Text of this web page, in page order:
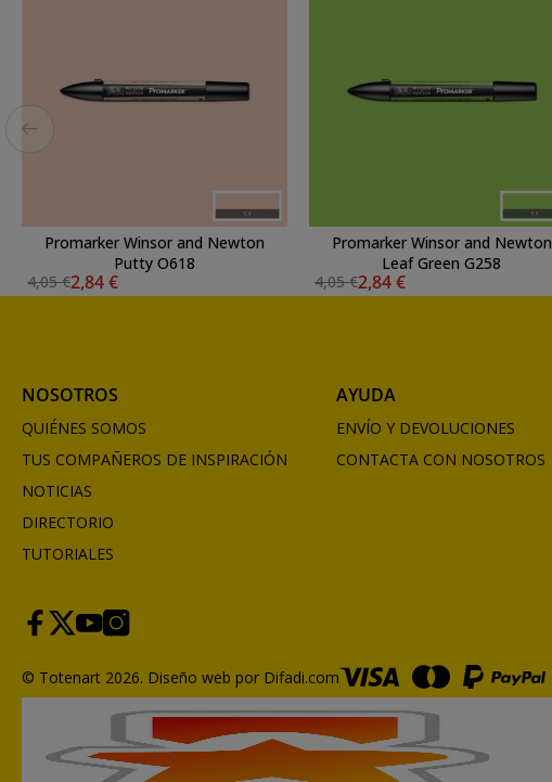
Promarker Winsor and Newton
Putty O618
4,05 €2,84 €
Promarker Winsor and Newton
Leaf Green G258
4,05 €2,84 €
NOSOTROS
QUIÉNES SOMOS
TUS COMPAÑEROS DE INSPIRACIÓN
NOTICIAS
DIRECTORIO
TUTORIALES
AYUDA
ENVÍO Y DEVOLUCIONES
CONTACTA CON NOSOTROS
© Totenart 2026. Diseño web por Difadi.com